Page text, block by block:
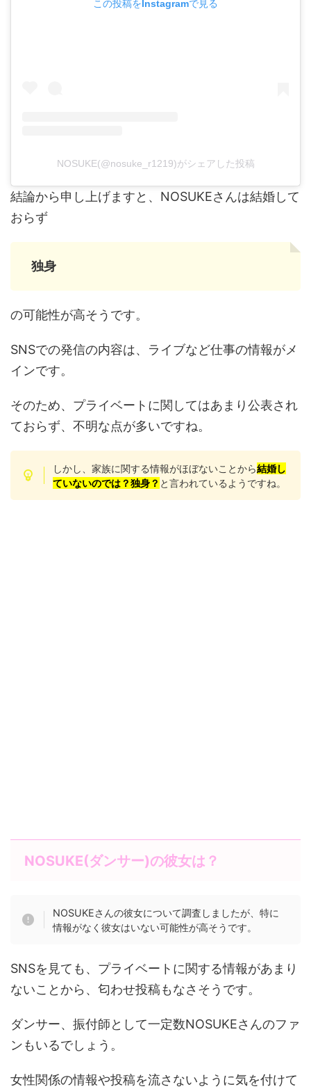
この投稿をInstagramで見る
NOSUKE(@nosuke_r1219)がシェアした投稿
結論から申し上げますと、NOSUKEさんは結婚して
おらず
独身
の可能性が高そうです。
SNSでの発信の内容は、ライブなど仕事の情報がメ
インです。
そのため、プライベートに関してはあまり公表され
ておらず、不明な点が多いですね。
しかし、家族に関する情報がほぼないことから結婚し
ていないのでは？独身？ と言われているようですね。
NOSUKE(ダンサー)の彼女は？
NOSUKEさんの彼女について調査しましたが、特に
情報がなく彼女はいない可能性が高そうです。
SNSを見ても、プライベートに関する情報があまり
ないことから、匂わせ投稿もなさそうです。
ダンサー、振付師として一定数NOSUKEさんのファ
ンもいるでしょう。
女性関係の情報や投稿を流さないように気を付けて